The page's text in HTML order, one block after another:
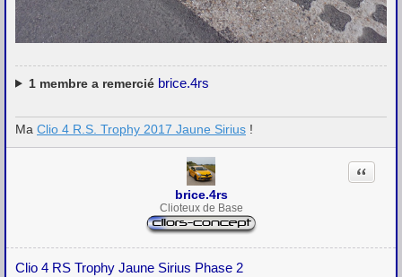
1membre a remercié brice.4rs
Ma Clio 4 R.S. Trophy 2017 Jaune Sirius !
brice.4rs
Clioteux de Base
Clio 4 RS Trophy Jaune Sirius Phase 2
Citation